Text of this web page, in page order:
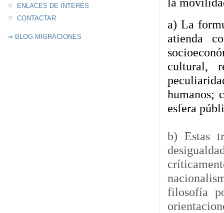
ENLACES DE INTERÉS
CONTACTAR
⇒ BLOG MIGRACIONES
a) La
atienda
cultural,
humanos;
esfera
b) Estas
filosofía